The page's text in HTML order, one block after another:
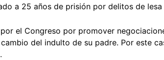
a 25 años de prisión por delitos de lesa
por el Congreso por promover
del indulto de su padre. Por este